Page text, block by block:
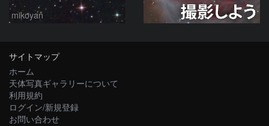
mikoyan
サイトマップ
ホーム
天体写真ギャラリーについて
利用規約
ログイン/新規登録
お問い合わせ